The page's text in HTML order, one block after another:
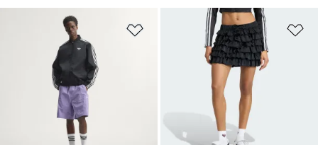
ほしいものリストに追加